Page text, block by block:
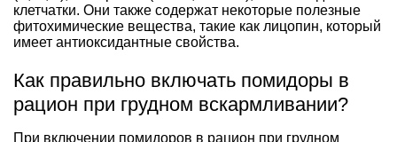
клетчатки. Они также содержат некоторые полезные
фитохимические вещества, такие как лицопин, который
имеет антиоксидантные свойства.
Как правильно включать помидоры в
рацион при грудном вскармливании?
При включении помидоров в рацион при грудном